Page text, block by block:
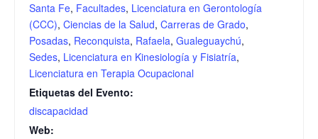
Santa Fe, Facultades, Licenciatura en Gerontología
(CCC), Ciencias de la Salud, Carreras de Grado,
Posadas, Reconquista, Rafaela, Gualeguaychú,
Sedes, Licenciatura en Kinesiología y Fisiatría,
Licenciatura en Terapia Ocupacional
Etiquetas del Evento:
discapacidad
Web: